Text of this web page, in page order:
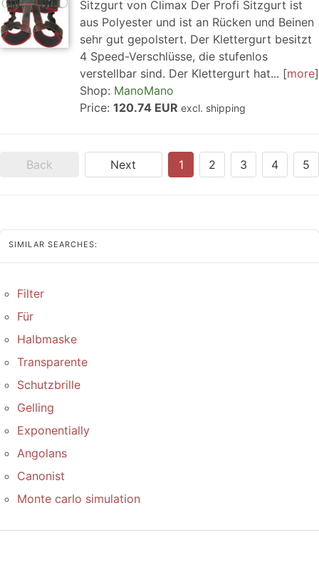
Sitzgurt von Climax Der Profi Sitzgurt ist
aus Polyester und ist an Rücken und Beinen
sehr gut gepolstert. Der Klettergurt besitzt
4 Speed-Verschlüsse, die stufenlos
verstellbar sind. Der Klettergurt hat...
more
Shop: ManoMano
Price: 120.74 EUR excl. shipping
Back Next 1 2 3 4 5
SIMILAR SEARCHES:
Filter
Für
Halbmaske
Transparente
Schutzbrille
Gelling
Exponentially
Angolans
Canonist
Monte carlo simulation